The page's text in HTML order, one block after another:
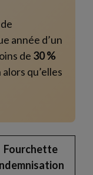
de
année d’un
de 30 %
qu’elles
Fourchette